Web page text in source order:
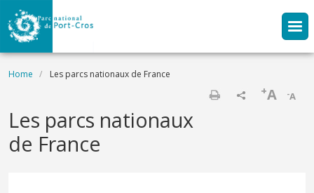
Skip to main content
Breadcrumb
Home Les parcs nationaux de France
-A
+A
Les parcs nationaux
de France